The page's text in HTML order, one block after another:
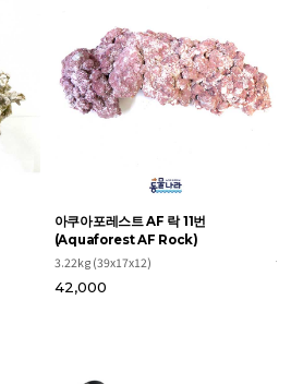
아쿠아포레스트 AF 락 11번
(Aquaforest AF Rock)
3.22kg (39x17x12)
42,000